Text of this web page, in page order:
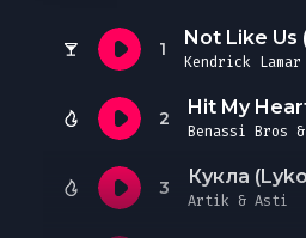
1 Not Like Us
Kendrick Lamar
2 Hit My
Benassi Bros &
3 Кукла
Artik & Asti
платной